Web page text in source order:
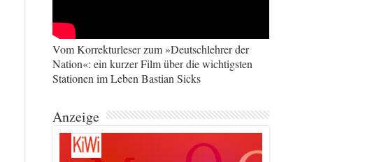
Vom Korrekturleser zum »Deutschlehrer der
Nation«: ein kurzer Film über die wichtigsten
Stationen im Leben Bastian Sicks
Anzeige